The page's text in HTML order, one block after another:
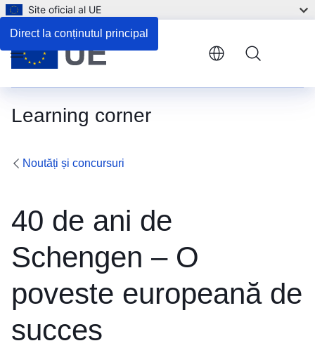
Direct la conținutul principal
Site oficial al UE
Learning corner
Menu
Noutăți și concursuri
40 de ani de
Schengen – O
poveste europeană de
succes